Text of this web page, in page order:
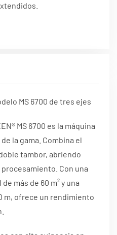
MS 6700 es la máquina
la gama. Combina el
tambor, abriendo
Con una
más de 60 m² y una
m, ofrece un rendimiento